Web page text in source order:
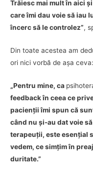
Trăiesc mai mult în aici
care îmi dau voie să iau
încerc să le controlez”,
Din toate acestea am
ori nici vorbă de aşa ceva:
„Pentru mine, ca
feedback în ceea ce
pacienţii îmi spun că
când nu şi-au dat voie
terapeuţii, este esenţial
vedem, ce simţim în
duritate.”